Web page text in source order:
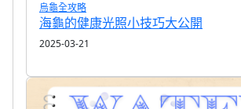
烏龜全攻略
海龜的健康光照小技巧大公開
2025-03-21